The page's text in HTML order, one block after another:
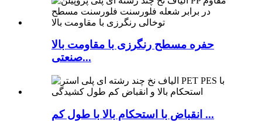
حفره مسطح رنگرزی با مقاومت بالا
صنعتی...
انقباض با استحکام بالا با طول کم ...